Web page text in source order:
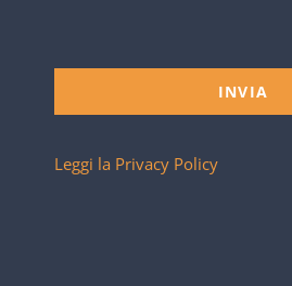
INVIA
Leggi la Privacy Policy